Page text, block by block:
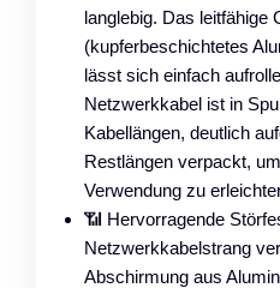
langlebig. Das leitfähige
(kupferbeschichtetes
lässt sich einfach
Netzwerkkabel ist in
Kabellängen, deutlich
Restlängen verpackt,
Verwendung zu
📶 Hervorragende
Netzwerkkabelstrang
Abschirmung aus